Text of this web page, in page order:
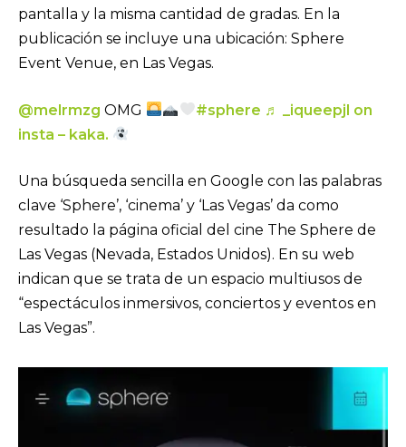
pantalla y la misma cantidad de gradas. En la
publicación se incluye una ubicación: Sphere
Event Venue, en Las Vegas.
@melrmzg OMG #sphere ♬ _iqueepjl on
insta – kaka.
Una búsqueda sencilla en Google con las palabras
clave ‘Sphere’, ‘cinema’ y ‘Las Vegas’ da como
resultado la página oficial del cine The Sphere de
Las Vegas (Nevada, Estados Unidos). En su web
indican que se trata de un espacio multiusos de
“espectáculos inmersivos, conciertos y eventos en
Las Vegas”.